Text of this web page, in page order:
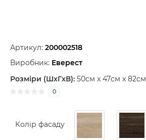
Артикул: 200002518
Виробник: Еверест
Розміри (ШxГxВ): 50см x 47см x 82см
0
Колір фасаду